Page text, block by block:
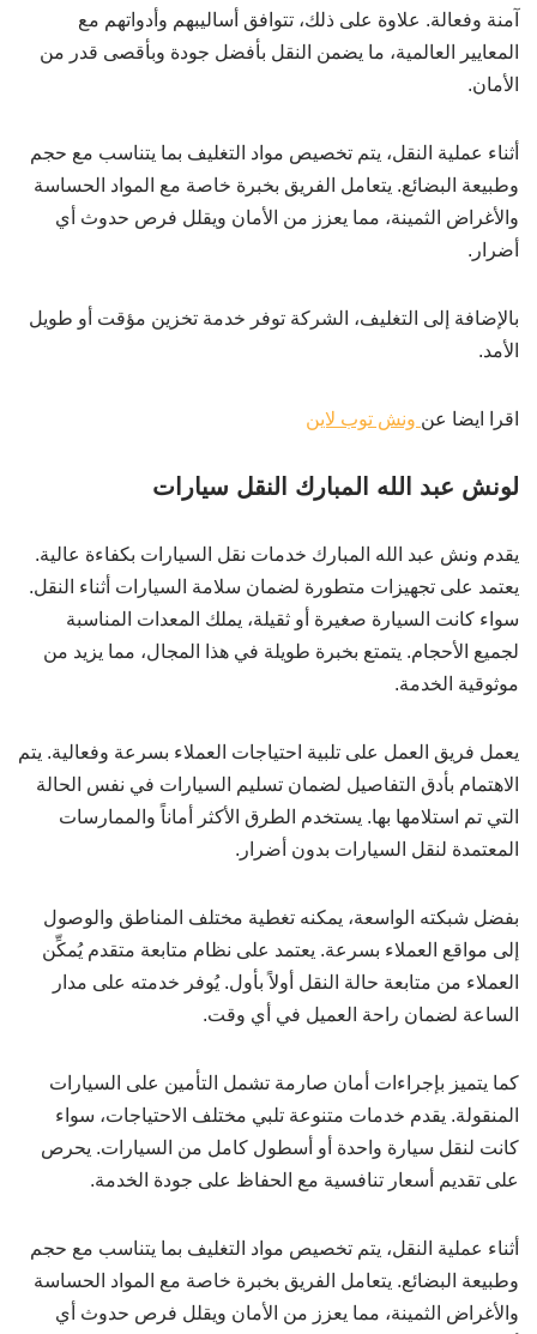
آمنة وفعالة. علاوة على ذلك، تتوافق أساليبهم وأدواتهم مع
المعايير العالمية، ما يضمن النقل بأفضل جودة وبأقصى قدر من
الأمان.
أثناء عملية النقل، يتم تخصيص مواد التغليف بما يتناسب مع حجم
وطبيعة البضائع. يتعامل الفريق بخبرة خاصة مع المواد الحساسة
والأغراض الثمينة، مما يعزز من الأمان ويقلل فرص حدوث أي
أضرار.
بالإضافة إلى التغليف، الشركة توفر خدمة تخزين مؤقت أو طويل
الأمد.
اقرا ايضا عن ونش توب لاين
لونش عبد الله المبارك النقل سيارات
يقدم ونش عبد الله المبارك خدمات نقل السيارات بكفاءة عالية.
يعتمد على تجهيزات متطورة لضمان سلامة السيارات أثناء النقل.
سواء كانت السيارة صغيرة أو ثقيلة، يملك المعدات المناسبة
لجميع الأحجام. يتمتع بخبرة طويلة في هذا المجال، مما يزيد من
موثوقية الخدمة.
يعمل فريق العمل على تلبية احتياجات العملاء بسرعة وفعالية. يتم
الاهتمام بأدق التفاصيل لضمان تسليم السيارات في نفس الحالة
التي تم استلامها بها. يستخدم الطرق الأكثر أماناً والممارسات
المعتمدة لنقل السيارات بدون أضرار.
بفضل شبكته الواسعة، يمكنه تغطية مختلف المناطق والوصول
إلى مواقع العملاء بسرعة. يعتمد على نظام متابعة متقدم يُمكِّن
العملاء من متابعة حالة النقل أولاً بأول. يُوفر خدمته على مدار
الساعة لضمان راحة العميل في أي وقت.
كما يتميز بإجراءات أمان صارمة تشمل التأمين على السيارات
المنقولة. يقدم خدمات متنوعة تلبي مختلف الاحتياجات، سواء
كانت لنقل سيارة واحدة أو أسطول كامل من السيارات. يحرص
على تقديم أسعار تنافسية مع الحفاظ على جودة الخدمة.
أثناء عملية النقل، يتم تخصيص مواد التغليف بما يتناسب مع حجم
وطبيعة البضائع. يتعامل الفريق بخبرة خاصة مع المواد الحساسة
والأغراض الثمينة، مما يعزز من الأمان ويقلل فرص حدوث أي